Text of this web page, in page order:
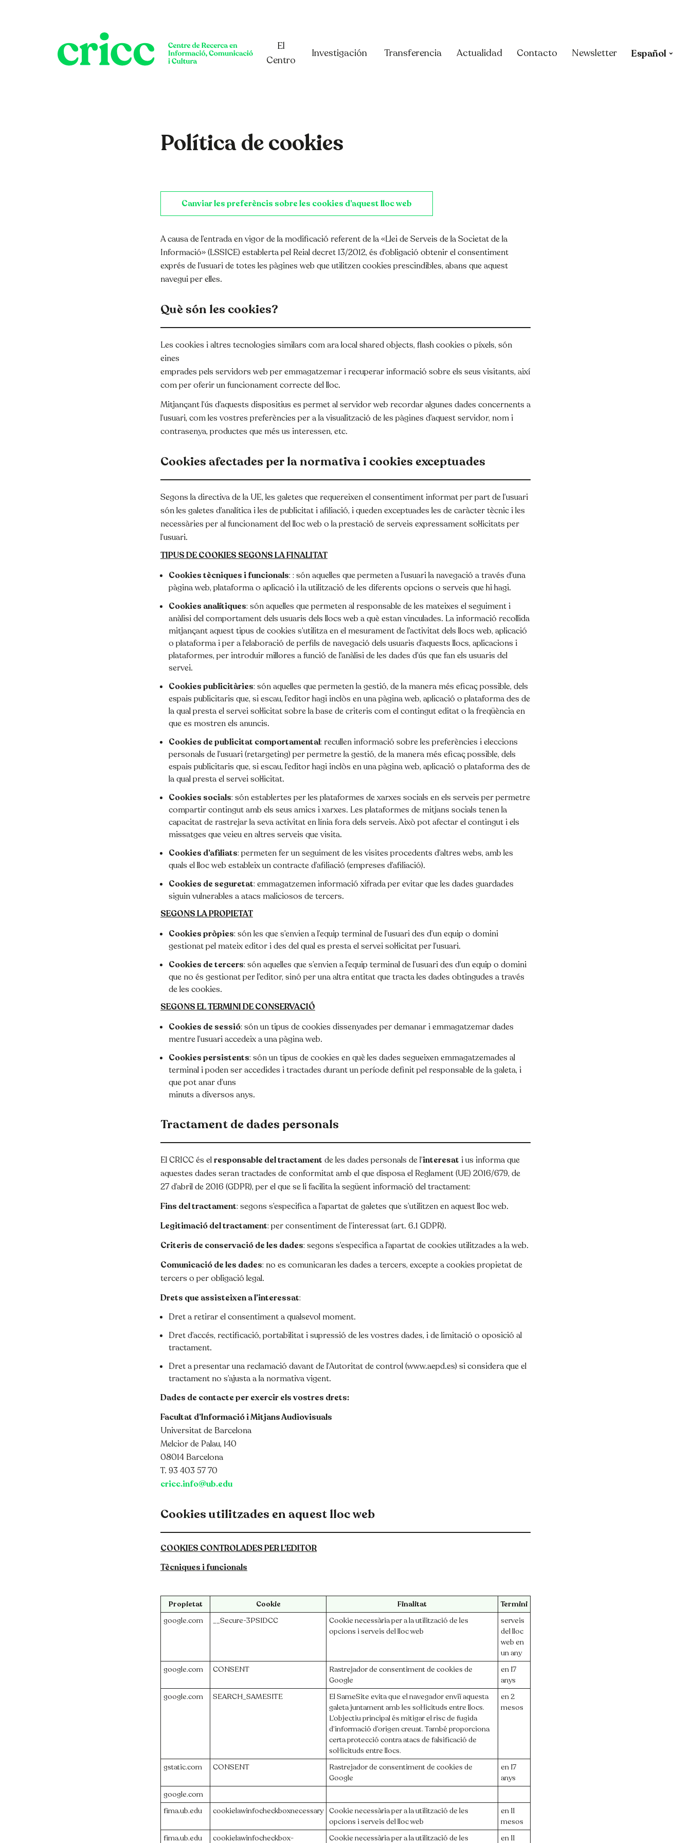
El
Centro
Investigación Transferencia Actualidad Contacto Newsletter Español
Política de cookies
Canviar les preferèncis sobre les cookies d’aquest lloc web
A causa de l’entrada en vigor de la modificació referent de la «Llei de Serveis de la Societat de la
Informació» (LSSICE) establerta pel Reial decret 13/2012, és d’obligació obtenir el consentiment
exprés de l’usuari de totes les pàgines web que utilitzen cookies prescindibles, abans que aquest
navegui per elles.
Què són les cookies?
Les cookies i altres tecnologies similars com ara local shared objects, flash cookies o píxels, són
eines
emprades pels servidors web per emmagatzemar i recuperar informació sobre els seus visitants, així
com per oferir un funcionament correcte del lloc.
Mitjançant l’ús d’aquests dispositius es permet al servidor web recordar algunes dades concernents a
l’usuari, com les vostres preferències per a la visualització de les pàgines d’aquest servidor, nom i
contrasenya, productes que més us interessen, etc.
Cookies afectades per la normativa i cookies exceptuades
Segons la directiva de la UE, les galetes que requereixen el consentiment informat per part de l’usuari
són les galetes d’analítica i les de publicitat i afiliació, i queden exceptuades les de caràcter tècnic i les
necessàries per al funcionament del lloc web o la prestació de serveis expressament sol·licitats per
l’usuari.
TIPUS DE COOKIES SEGONS LA FINALITAT
Cookies tècniques i funcionals: : són aquelles que permeten a l’usuari la navegació a través d’una
pàgina web, plataforma o aplicació i la utilització de les diferents opcions o serveis que hi hagi.
Cookies analítiques: són aquelles que permeten al responsable de les mateixes el seguiment i
anàlisi del comportament dels usuaris dels llocs web a què estan vinculades. La informació recollida
mitjançant aquest tipus de cookies s’utilitza en el mesurament de l’activitat dels llocs web, aplicació
o plataforma i per a l’elaboració de perfils de navegació dels usuaris d’aquests llocs, aplicacions i
plataformes, per introduir millores a funció de l’anàlisi de les dades d’ús que fan els usuaris del
servei.
Cookies publicitàries: són aquelles que permeten la gestió, de la manera més eficaç possible, dels
espais publicitaris que, si escau, l’editor hagi inclòs en una pàgina web, aplicació o plataforma des de
la qual presta el servei sol·licitat sobre la base de criteris com el contingut editat o la freqüència en
que es mostren els anuncis.
Cookies de publicitat comportamental: recullen informació sobre les preferències i eleccions
personals de l’usuari (retargeting) per permetre la gestió, de la manera més eficaç possible, dels
espais publicitaris que, si escau, l’editor hagi inclòs en una pàgina web, aplicació o plataforma des de
la qual presta el servei sol·licitat.
Cookies socials: són establertes per les plataformes de xarxes socials en els serveis per permetre
compartir contingut amb els seus amics i xarxes. Les plataformes de mitjans socials tenen la
capacitat de rastrejar la seva activitat en línia fora dels serveis. Això pot afectar el contingut i els
missatges que veieu en altres serveis que visita.
Cookies d’afiliats: permeten fer un seguiment de les visites procedents d’altres webs, amb les
quals el lloc web estableix un contracte d’afiliació (empreses d’afiliació).
Cookies de seguretat: emmagatzemen informació xifrada per evitar que les dades guardades
siguin vulnerables a atacs maliciosos de tercers.
SEGONS LA PROPIETAT
Cookies pròpies: són les que s’envien a l’equip terminal de l’usuari des d’un equip o domini
gestionat pel mateix editor i des del qual es presta el servei sol·licitat per l’usuari.
Cookies de tercers: són aquelles que s’envien a l’equip terminal de l’usuari des d’un equip o domini
que no és gestionat per l’editor, sinó per una altra entitat que tracta les dades obtingudes a través
de les cookies.
SEGONS EL TERMINI DE CONSERVACIÓ
Cookies de sessió: són un tipus de cookies dissenyades per demanar i emmagatzemar dades
mentre l’usuari accedeix a una pàgina web.
Cookies persistents: són un tipus de cookies en què les dades segueixen emmagatzemades al
terminal i poden ser accedides i tractades durant un període definit pel responsable de la galeta, i
que pot anar d’uns
minuts a diversos anys.
Tractament de dades personals
El CRICC és elresponsable del tractament de les dades personals de l’interesat i us informa que
aquestes dades seran tractades de conformitat amb el que disposa el Reglament (UE) 2016/679, de
27 d’abril de 2016 (GDPR), per el que se li facilita la següent informació del tractament:
Fins del tractament: segons s’especifica a l’apartat de galetes que s’utilitzen en aquest lloc web.
Legitimació del tractament: per consentiment de l’interessat (art. 6.1 GDPR).
Criteris de conservació de les dades: segons s’especifica a l’apartat de cookies utilitzades a la web.
Comunicació de les dades: no es comunicaran les dades a tercers, excepte a cookies propietat de
tercers o per obligació legal.
Drets que assisteixen a l’interessat:
Dret a retirar el consentiment a qualsevol moment.
Dret d’accés, rectificació, portabilitat i supressió de les vostres dades, i de limitació o oposició al
tractament.
Dret a presentar una reclamació davant de l’Autoritat de control (www.aepd.es) si considera que el
tractament no s’ajusta a la normativa vigent.
Dades de contacte per exercir els vostres drets:
Facultat d’Informació i Mitjans Audiovisuals
Universitat de Barcelona
Melcior de Palau, 140
08014 Barcelona
T. 93 403 57 70
cricc.info@ub.edu
Cookies utilitzades en aquest lloc web
COOKIES CONTROLADES PER L’EDITOR
Tècniques i funcionals
Propietat Cookie Finalitat
Termini
google.com
__Secure-3PSIDCC
Cookie necessària per a la utilització de les
opcions i serveis del lloc web
serveis
del lloc
web en
un any
google.com
CONSENT
Rastrejador de consentiment de cookies de
Google
en 17
anys
google.com
SEARCH_SAMESITE
El SameSite evita que el navegador enviï aquesta
galeta juntament amb les sol·licituds entre llocs.
L’objectiu principal és mitigar el risc de fugida
d’informació d’origen creuat. També proporciona
certa protecció contra atacs de falsificació de
sol·licituds entre llocs.
en 2
mesos
gstatic.com CONSENT
Rastrejador de consentiment de cookies de
Google
en 17
anys
google.com
fima.ub.edu
cookielawinfocheckboxnecessary Cookie necessària per a la utilització de les
opcions i serveis del lloc web
en 11
mesos
fima.ub.edu
cookielawinfocheckbox- Cookie necessària per a la utilització de les en 11
English